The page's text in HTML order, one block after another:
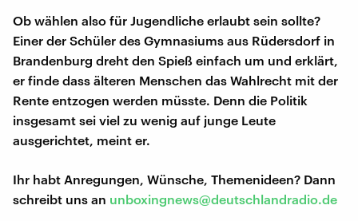
Ob wählen also für Jugendliche erlaubt sein sollte?
Einer der Schüler des Gymnasiums aus Rüdersdorf in
Brandenburg dreht den Spieß einfach um und erklärt,
er finde dass älteren Menschen das Wahlrecht mit der
Rente entzogen werden müsste. Denn die Politik
insgesamt sei viel zu wenig auf junge Leute
ausgerichtet, meint er.
Ihr habt Anregungen, Wünsche, Themenideen? Dann
schreibt uns an unboxingnews@deutschlandradio.de